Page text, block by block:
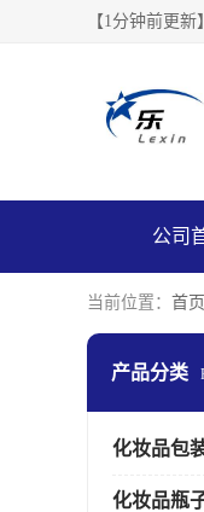
公司
当前位置： 首页
产品分类
化妆品包
化妆品瓶